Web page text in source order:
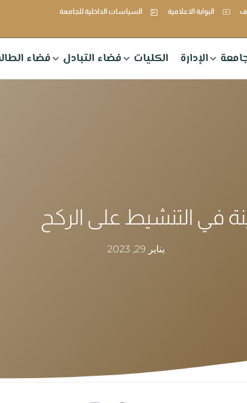
البوابة الاعلامية السياسات الداخلية للجامعة
الإدارة الكليات فضاء التبادل فضاء
في التنشيط على الركح
يناير 29, 2023